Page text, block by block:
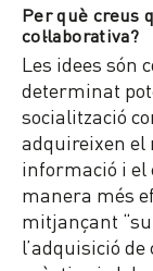
Per què creus
col·laborativa?
Les idees són
determinat
socialització
adquireixen el
informació i el
manera més
mitjançant
l’adquisició